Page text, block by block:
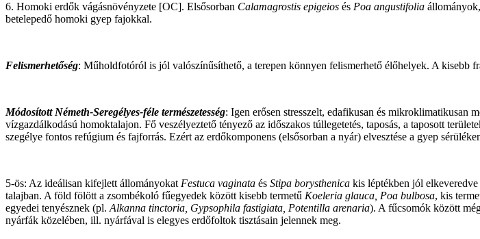
6. Homoki erdők vágásnövényzete [OC]. Elsősorban Calamagrostis epigeios és Poa angustifolia
betelepedő homoki gyep fajokkal.
Felismerhetőség: Műholdfotóról is jól valószínűsíthető, a terepen könnyen felismerhető élőhelyek. A kisebb
Módosított Németh-Seregélyes-féle természetesség: Igen erősen stresszelt, edafikusan és mikroklimatikusan
vízgazdálkodású homoktalajon. Fő veszélyeztető tényező az időszakos túllegetetés, taposás, a taposott
szegélye fontos refúgium és fajforrás. Ezért az erdőkomponens (elsősorban a nyár) elvesztése a gyep
5-ös: Az ideálisan kifejlett állományokat Festuca vaginata és Stipa borysthenica kis léptékben jól
talajban. A föld fölött a zsombékoló fűegyedek között kisebb termetű Koeleria glauca, Poa bulbosa, kis
egyedei tenyésznek (pl. Alkanna tinctoria, Gypsophila fastigiata, Potentilla arenaria). A fűcsomók között
nyárfák közelében, ill. nyárfával is elegyes erdőfoltok tisztásain jelennek meg.